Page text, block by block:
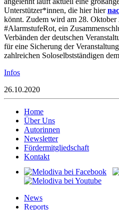
Unterstützer*innen, die hier hier
könnt. Zudem wird am 28. Oktober
#AlarmstufeRot, ein
Verbänden der deutschen
für eine Sicherung der
zahlreichen Soloselbstständigen
Infos
26.10.2020
Home
Über Uns
Autorinnen
Newsletter
Fördermitgliedschaft
Kontakt
News
Reports